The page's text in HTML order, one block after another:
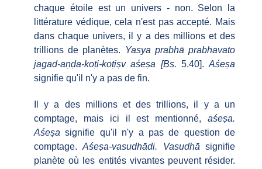
chaque étoile est un univers - non. Selon la
littérature védique, cela n'est pas accepté. Mais
dans chaque univers, il y a des millions et des
trillions de planètes. Yasya prabhā prabhavato
jagad-aṇḍa-koṭi-koṭiṣv aśeṣa [Bs. 5.40]. Aśeṣa
signifie qu'il n'y a pas de fin.
Il y a des millions et des trillions, il y a un
comptage, mais ici il est mentionné, aśeṣa.
Aśeṣa signifie qu'il n'y a pas de question de
comptage.Aśeṣa-vasudhādi. Vasudhāsignifie
planète où les entités vivantes peuvent résider.